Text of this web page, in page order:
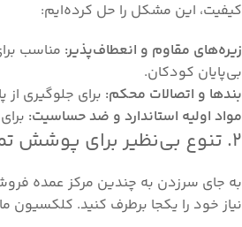
کیفیت، این مشکل را حل کرده‌ایم:
زیره‌های مقاوم و انعطاف‌پذیر: مناسب
بی‌پایان کودکان.
بندها و اتصالات محکم: برای جلوگیری
مواد اولیه استاندارد و ضد حساسیت:
۲. تنوع بی‌نظیر برای پوشش تمام بازار
به جای سرزدن به چندین مرکز عمده
نیاز خود را یکجا برطرف کنید. کلکسیون